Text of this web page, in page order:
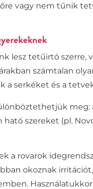
vagy nem tűnik
lesz tetűirtó szerre,
számtalan
a serkéket és a
szereket (pl.
a rovarok
okoznak